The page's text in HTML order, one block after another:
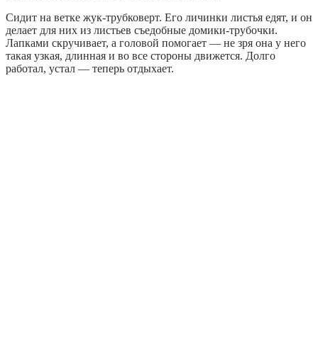
Сидит на ветке жук-трубковерт. Его личинки листья едят, и он
делает для них из листьев съедобные домики-трубочки.
Лапками скручивает, а головой помогает — не зря она у него
такая узкая, длинная и во все стороны движется. Долго
работал, устал — теперь отдыхает.